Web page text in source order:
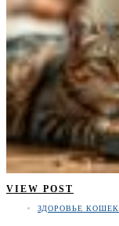
VIEW POST
ЗДОРОВЬЕ КОШЕК